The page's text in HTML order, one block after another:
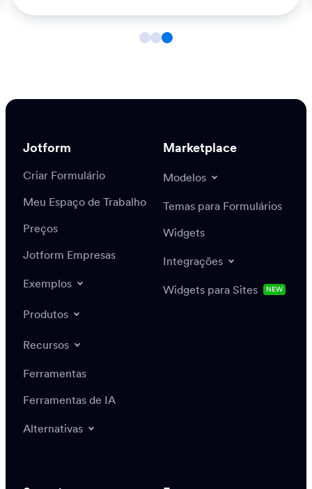
Jotform
Cadastre-se
Criar Formulário
Meu Espaço de Trabalho
Preços
Jotform Empresas
Exemplos
Produtos
Recursos
Ferramentas
Ferramentas de IA
Marketplace
Modelos
Temas para Formulários
Widgets
Integrações
Widgets para Sites